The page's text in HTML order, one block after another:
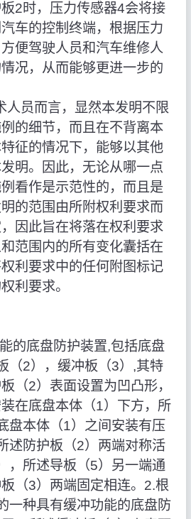
2时，压力传感器4会将接
车的控制终端，根据压力
便驾驶人员和汽车维修人
况，从而能够更进一步的
人员而言，显然本发明不限
的细节，而且在不背离本
征的情况下，能够以其他
明。因此，无论从哪一点
看作是示范性的，而且是
的范围由所附权利要求而
因此旨在将落在权利要求
范围内的所有变化囊括在
利要求中的任何附图标记
利要求。
的底盘防护装置,包括底盘
（2），缓冲板（3）,其特
（2）表面设置为凹凸形，
在底盘本体（1）下方，所
盘本体（1）之间安装有压
述防护板（2）两端对称活
，所述导板（5）另一端通
（3）两端固定相连。2.根
一种具有缓冲功能的底盘防